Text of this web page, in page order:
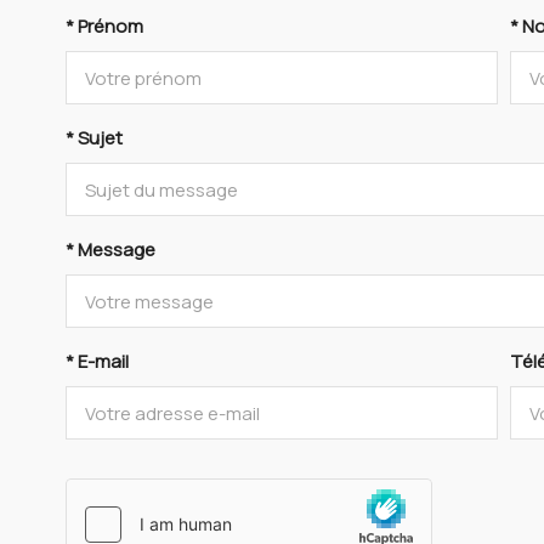
* Prénom *
* Sujet
* Message
* E-mail